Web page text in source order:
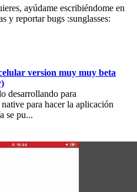
ayúdame escribiéndome en
y reportar bugs :sunglasses:
version muy muy beta
desarrollando para
para hacer la aplicación
se pu...